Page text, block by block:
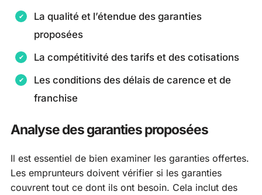
La qualité et l’étendue des garanties
proposées
La compétitivité des tarifs et des cotisations
Les conditions des délais de carence et de
franchise
Analyse des garanties proposées
Il est essentiel de bien examiner les garanties offertes.
Les emprunteurs doivent vérifier si les garanties
couvrent tout ce dont ils ont besoin. Cela inclut des